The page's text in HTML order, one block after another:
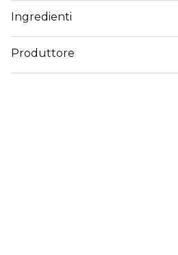
Ingredienti
Produttore